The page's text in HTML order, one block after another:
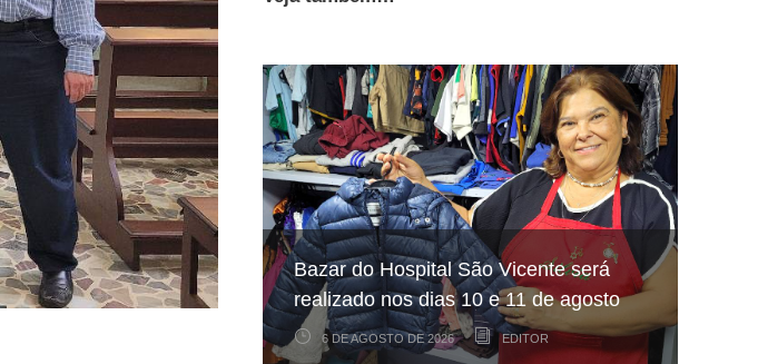
Bazar do Hospital São Vicente será
realizado nos dias 10 e 11 de agosto
6 DE AGOSTO DE 2026 EDITOR
Hospital São Vicente participa de
mapeamento nacional sobre câncer
infantojuvenil
6 DE AGOSTO DE 2026 EDITOR
Hospital São Vicente expande
arrecadação de cupons fiscais pela
Nota Fiscal Paulista
3 DE AGOSTO DE 2026 EDITOR